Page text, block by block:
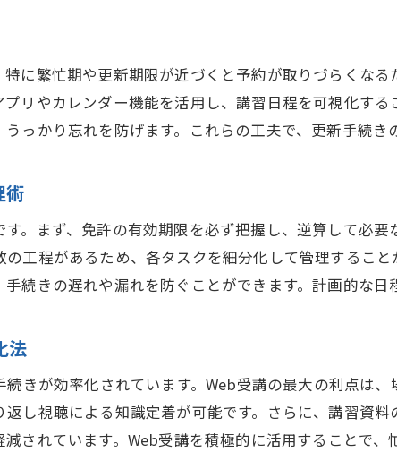
令和6年確認テストで押さえたいポイント
宅建免許更新のための確認テスト対策法
宅建業者免許更新と不合格時の対応方法
に繁忙期や更新期限が近づくと予約が取りづらくな
リやカレンダー機能を活用し、講習日程を可視化す
っかり忘れを防げます。これらの工夫で、更新手続き
術
。まず、免許の有効期限を必ず把握し、逆算して必
工程があるため、各タスクを細分化して管理するこ
続きの遅れや漏れを防ぐことができます。計画的な日
法
きが効率化されています。Web受講の最大の利点は
し視聴による知識定着が可能です。さらに、講習資
されています。Web受講を積極的に活用することで